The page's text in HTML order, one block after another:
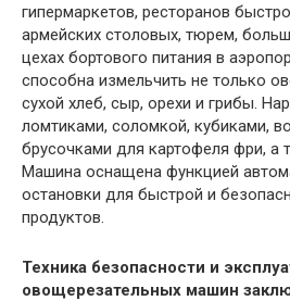
гипермаркетов, ресторанов
армейских столовых, тюрем,
цехах бортового питания в
способна измельчить не только
сухой хлеб, сыр, орехи и грибы.
ломтиками, соломкой, кубиками,
брусочками для картофеля фри, а
Машина оснащена функцией
остановки для быстрой и
продуктов.
Техника безопасности и
овощерезательных машин